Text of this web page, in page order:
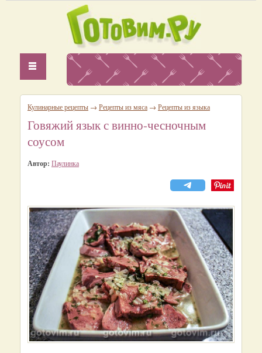
Кулинарные рецепты → Рецепты из мяса → Рецепты из языка
Говяжий язык с винно-чесночным
соусом
Автор: Паулинка